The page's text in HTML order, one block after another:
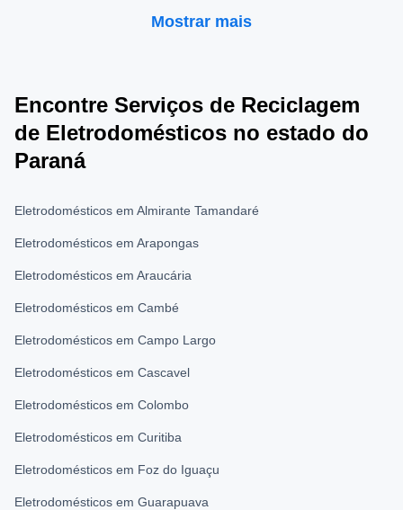
Mostrar mais
Encontre Serviços de Reciclagem
de Eletrodomésticos no estado do
Paraná
Eletrodomésticos em Almirante Tamandaré
Eletrodomésticos em Arapongas
Eletrodomésticos em Araucária
Eletrodomésticos em Cambé
Eletrodomésticos em Campo Largo
Eletrodomésticos em Cascavel
Eletrodomésticos em Colombo
Eletrodomésticos em Curitiba
Eletrodomésticos em Foz do Iguaçu
Eletrodomésticos em Guarapuava